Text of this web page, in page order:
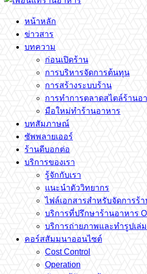
หน้าหลัก
ข่าวสาร
บทความ
ก่อนเปิดร้าน
การบริหารจัดการต้นทุน
การสร้างระบบร้าน
การทำการตลาดสไตล์ร้านอ
มือใหม่ทำร้านอาหาร
บทสัมภาษณ์
ซัพพลายเออร์
ร้านดีบอกต่อ
บริการของเรา
รู้จักกับเรา
แนะนำตัววิทยากร
ไฟล์เอกสารสำหรับจัดการร้
บริการที่ปรึกษาร้านอาหาร
บริการถ่ายภาพและทำรูปเล่
คอร์สสัมมนาออนไซต์
Cost Control
Operation